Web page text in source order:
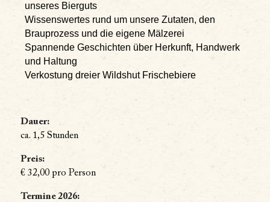
unseres Bierguts
Wissenswertes rund um unsere Zutaten, den
Brauprozess und die eigene Mälzerei
Spannende Geschichten über Herkunft, Handwerk
und Haltung
Verkostung dreier Wildshut Frischebiere
Dauer:
ca. 1,5 Stunden
Preis:
€ 32,00 pro Person
Termine 2026: